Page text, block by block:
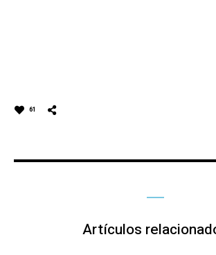
61
Artículos